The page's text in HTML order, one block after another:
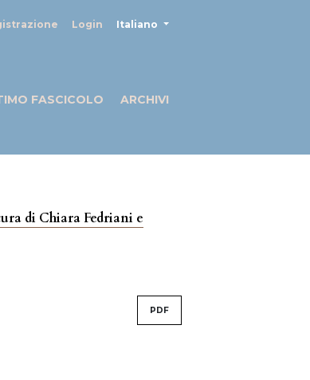
Login Italiano
FASCICOLO
ARCHIVI
di Chiara Fedriani e
PDF